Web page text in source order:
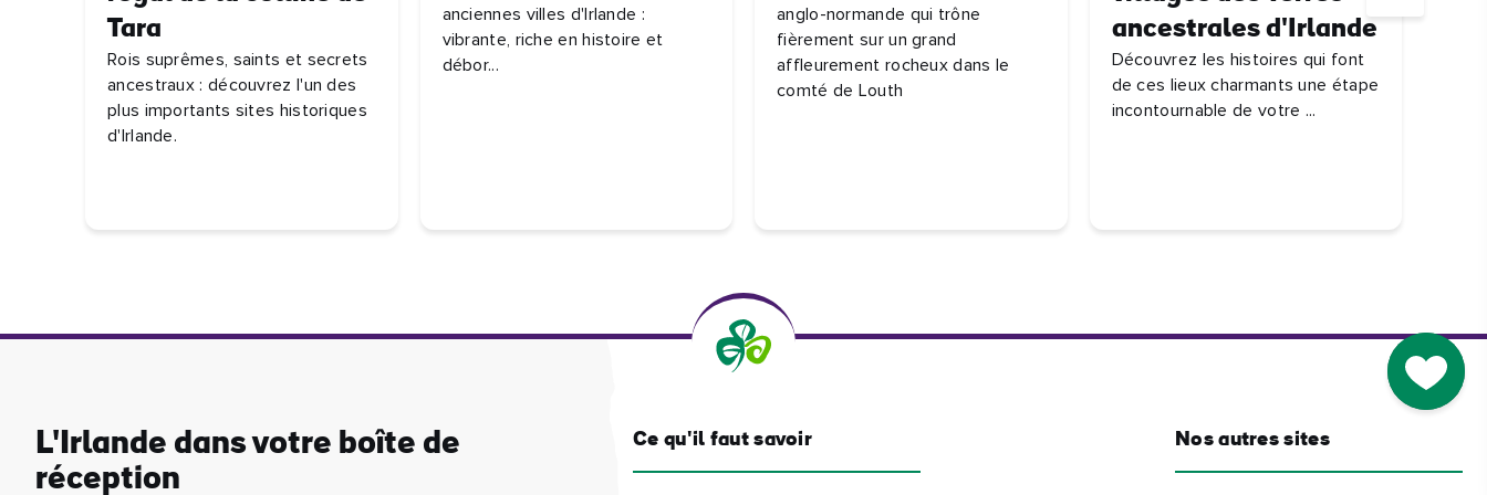
Go to
Tara
Rois suprêmes, saints et secrets
ancestraux : découvrez l'un des
plus importants sites historiques
d'Irlande.
anciennes villes d'Irlande :
vibrante, riche en histoire et
débor...
anglo-normande qui trône
fièrement sur un grand
affleurement rocheux dans le
comté de Louth
ancestrales d'Irlande
Découvrez les histoires qui font
de ces lieux charmants une étape
incontournable de votre ...
L'Irlande dans votre boîte de
réception
Ce qu'il faut savoir Nos autres sites